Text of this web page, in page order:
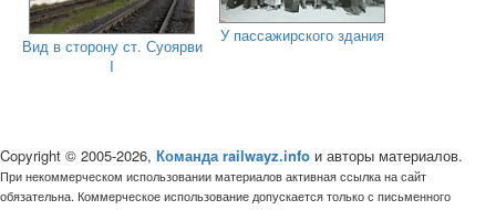
Вид в сторону ст. Суоярви
I
У пассажирского здания
Copyright © 2005-2026, Команда railwayz.info и авторы материалов.
При некоммерческом использовании материалов активная ссылка на сайт
обязательна. Коммерческое использование допускается только с письменного